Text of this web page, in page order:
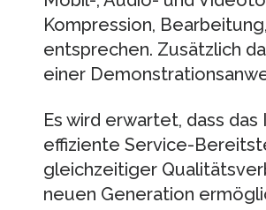
Kompression,
entsprechen. Zusätzlich
einer
Es wird erwartet, dass
effiziente Service-
gleichzeitiger
neuen Generation